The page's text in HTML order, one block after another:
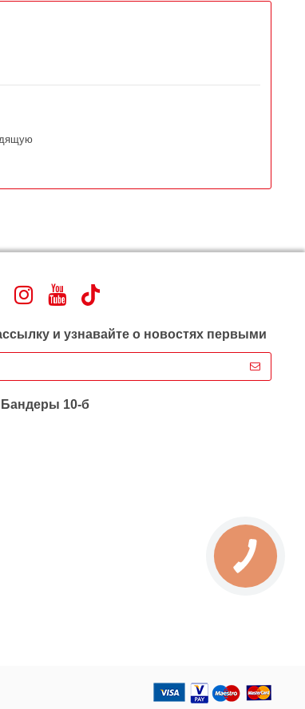
и узнавайте о новостях первыми
Бандеры 10-б